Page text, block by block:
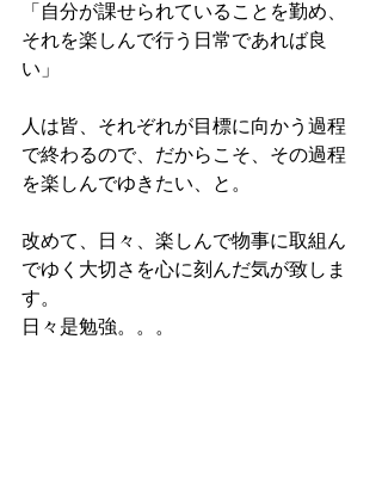
「自分が課せられていることを勤め、
それを楽しんで行う日常であれば良
い」
人は皆、それぞれが目標に向かう過程
で終わるので、だからこそ、その過程
を楽しんでゆきたい、と。
改めて、日々、楽しんで物事に取組ん
でゆく大切さを心に刻んだ気が致しま
す。
日々是勉強。。。